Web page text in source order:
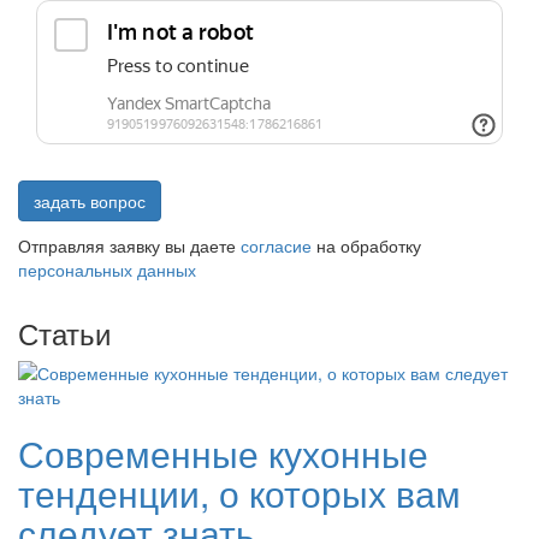
задать вопрос
Отправляя заявку вы даете согласие на обработку
персональных данных
Статьи
Современные кухонные
тенденции, о которых вам